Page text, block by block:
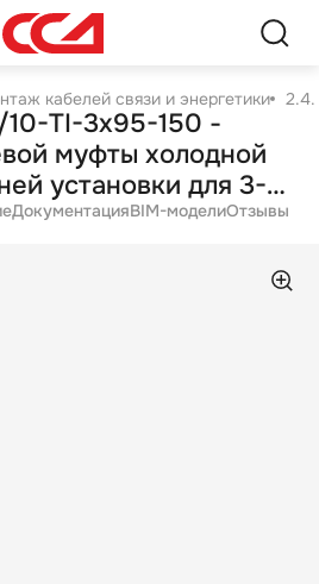
кабелей связи и энергетики 2.4.
TI-3х95-150 -
муфты холодной
установки для 3-
из СПЭ на
ДокументацияBIM-моделиОтзывы